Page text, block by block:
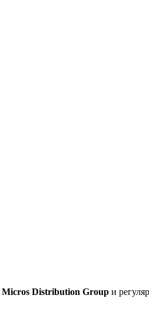
Micros Distribution Group и